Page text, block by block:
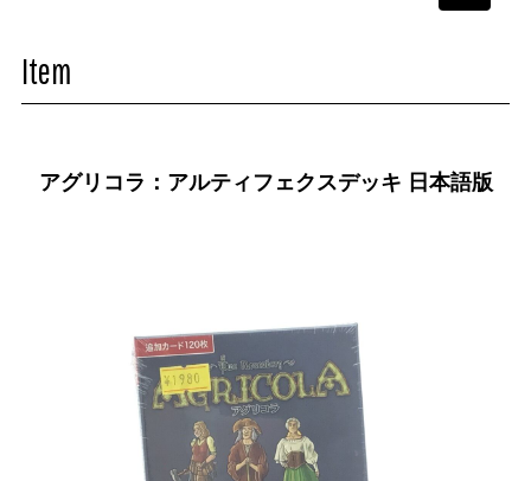
Item
アグリコラ：アルティフェクスデッキ 日本語版